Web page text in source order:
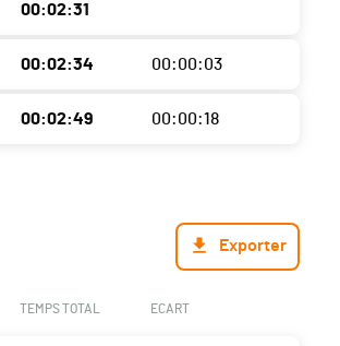
00:02:31
00:02:34 00:00:03
00:02:49 00:00:18
Exporter
TEMPS TOTAL ECART